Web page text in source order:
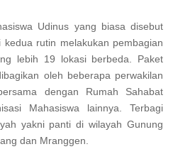
Udinus yang biasa disebut
rutin melakukan pembagian
lebih 19 lokasi berbeda. Paket
oleh beberapa perwakilan
dengan Rumah Sahabat
Mahasiswa lainnya. Terbagi
yakni panti di wilayah Gunung
dan Mranggen.